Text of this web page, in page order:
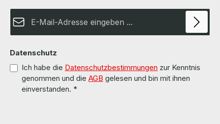
Datenschutz
Ich habe die Datenschutzbestimmungen zur Kenntnis
genommen und die AGB gelesen und bin mit ihnen
einverstanden. *